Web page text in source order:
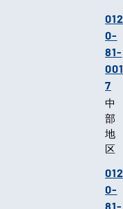
東
地
区
012
0-
81-
001
7
中
部
地
区